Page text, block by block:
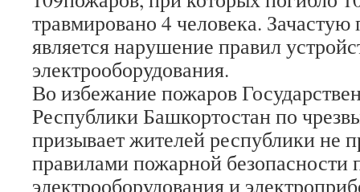
травмировано 4 человека.
является нарушение правил
электрооборудования.
Во избежание пожаров
Республики Башкортостан по
призывает жителей республики не
правилами пожарной безопасности
электрооборудования и